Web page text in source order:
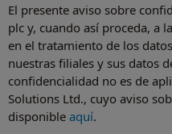
El presente aviso sobre
plc y, cuando así proceda, a
en el tratamiento de los
nuestras filiales y sus datos
confidencialidad no es de
Solutions Ltd., cuyo aviso
disponible aquí.